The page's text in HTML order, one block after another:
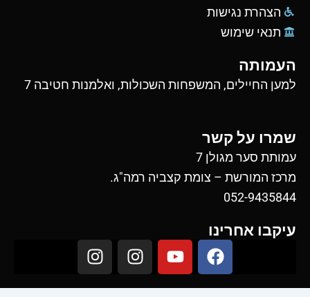
הצהרת נגישות
תנאי שימוש
העמותה
למען החיילים, המשפחות השכולות, ואלמנות חטיבה 7
שמרו על קשר
עמותת סער מגולן 7
מרכז המורשת – צומת קצביה רמה"ג.
052-9435844
עיקבו אחרינו
F
a
c
Y
o
u
I
n
s
I
n
s